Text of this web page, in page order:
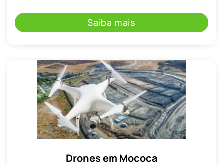
Saiba mais
Drones em Mococa